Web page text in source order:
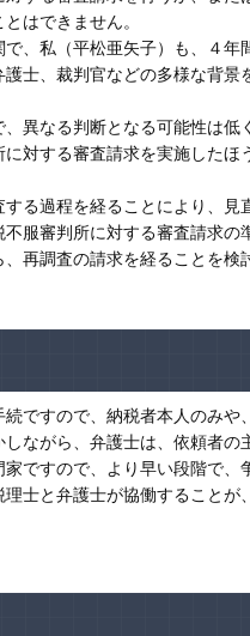
はできません。
、私（平松亜矢子）も、４年
士、裁判官などの多様な背
なる判断となる可能性は低
対する審査請求を実施した
る過程を経ることにより、見
服審判所に対する審査請求の
再調査の請求を経ることを検
ですので、納税者本人のみや
ながら、弁護士は、依頼者
ですので、より早い段階で
士と弁護士が協働することが